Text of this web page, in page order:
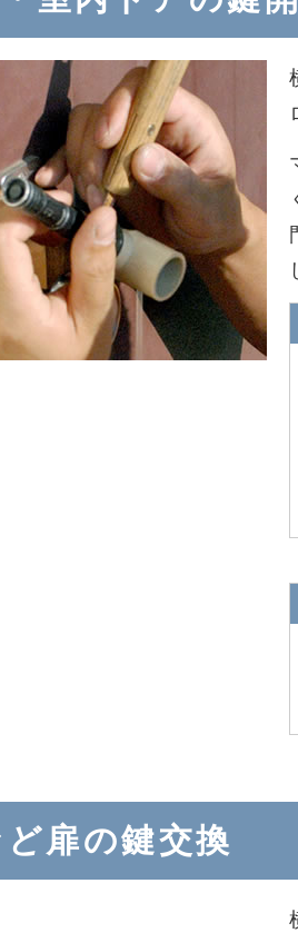
扉の鍵交換